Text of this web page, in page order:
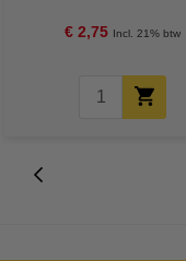
€ 2,75 Incl. 21% btw